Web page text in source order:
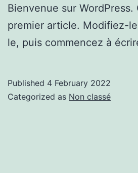
Bienvenue sur
premier article. Modifiez-
le, puis commencez à
Published 4 February 2022
Categorized as Non classé